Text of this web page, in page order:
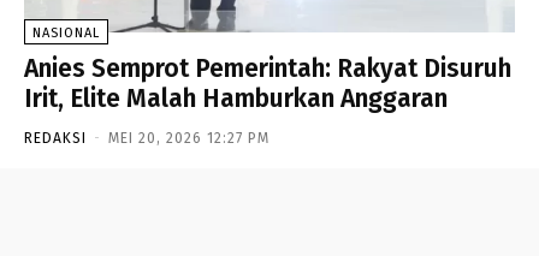
NASIONAL
Anies Semprot Pemerintah: Rakyat Disuruh
Irit, Elite Malah Hamburkan Anggaran
REDAKSI - MEI 20, 2026 12:27 PM